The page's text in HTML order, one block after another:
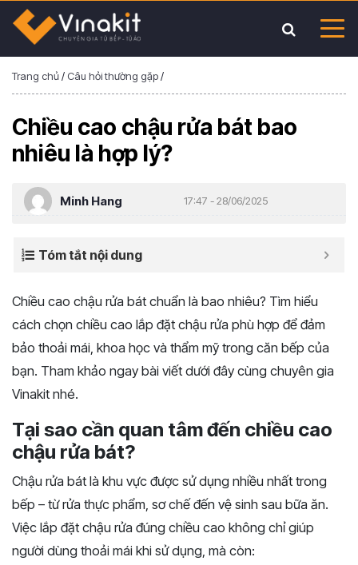
Trang chủ/ Câu hỏi thường gặp/
Chiều cao chậu rửa bát bao
nhiêu là hợp lý?
Minh Hang 17:47 - 28/06/2025
Tóm tắt nội dung
Chiều cao chậu rửa bát chuẩn là bao nhiêu? Tìm hiểu
cách chọn chiều cao lắp đặt chậu rửa phù hợp để đảm
bảo thoải mái, khoa học và thẩm mỹ trong căn bếp của
bạn. Tham khảo ngay bài viết dưới đây cùng chuyên gia
Vinakit nhé.
Tại sao cần quan tâm đến chiều cao
chậu rửa bát?
Chậu rửa bát là khu vực được sử dụng nhiều nhất trong
bếp – từ rửa thực phẩm, sơ chế đến vệ sinh sau bữa ăn.
Việc lắp đặt chậu rửa đúng chiều cao không chỉ giúp
người dùng thoải mái khi sử dụng, mà còn: